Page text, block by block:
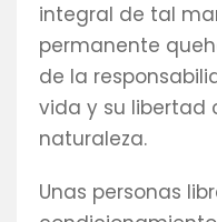
integral de tal
permanente
de la
vida y su libertad
naturaleza.
Unas personas